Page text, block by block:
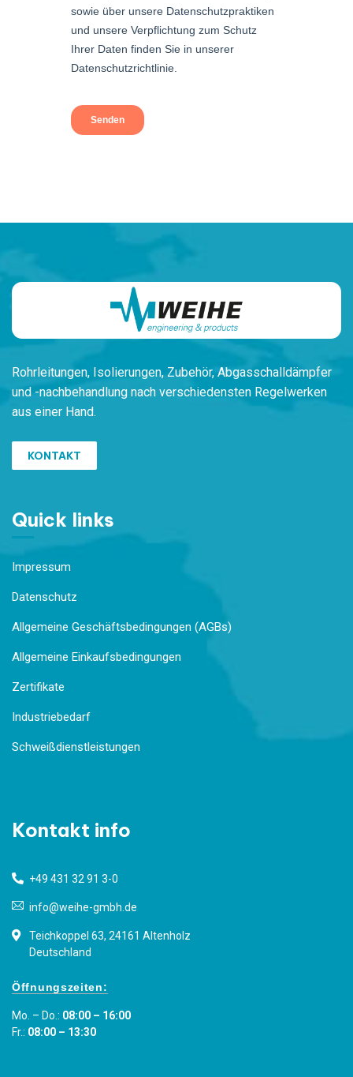
Rohrleitungen, Isolierungen, Zubehör, Abgasschalldämpfer
und -nachbehandlung nach verschiedensten Regelwerken
aus einer Hand.
KONTAKT
Quick links
Impressum
Datenschutz
Allgemeine Geschäftsbedingungen (AGBs)
Allgemeine Einkaufsbedingungen
Zertifikate
Industriebedarf
Schweißdienstleistungen
Kontakt info
+49 431 32 91 3-0
info@weihe-gmbh.de
Teichkoppel 63, 24161 Altenholz
Deutschland
Öffnungszeiten:
Mo. – Do.: 08:00 – 16:00
Fr.: 08:00 – 13:30